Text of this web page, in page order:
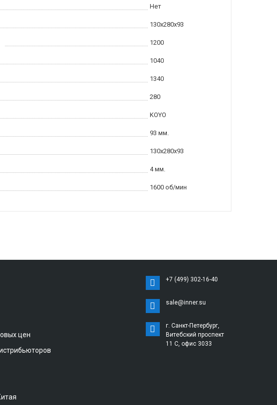
Нет
130x280x93
1200
1040
1340
280
KOYO
93 мм.
130x280x93
4 мм.
1600 об/мин
цен
+7 (499) 302-16-40
sale@inner.su
г. Санкт-Петербург,
Витебский проспект
11 С, офис 3033